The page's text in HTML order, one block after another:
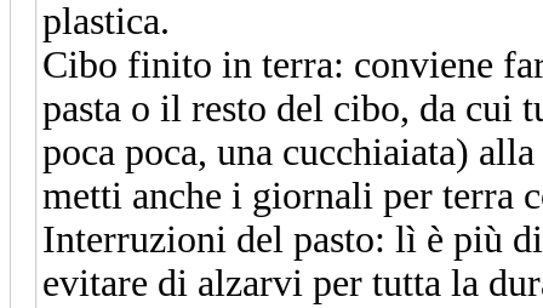
plastica.
Cibo finito in terra: conviene
pasta o il resto del cibo, da cui
poca poca, una cucchiaiata)
metti anche i giornali per terra
Interruzioni del pasto: lì è più
evitare di alzarvi per tutta la